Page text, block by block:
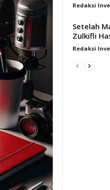
Redaksi
Setelah
Zulkifli
Redaksi